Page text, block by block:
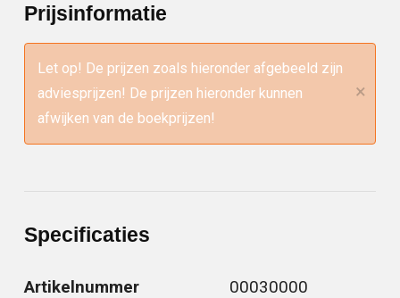
Prijsinformatie
Let op! De prijzen zoals hieronder afgebeeld zijn
adviesprijzen! De prijzen hieronder kunnen
afwijken van de boekprijzen!
×
Specificaties
Artikelnummer 00030000